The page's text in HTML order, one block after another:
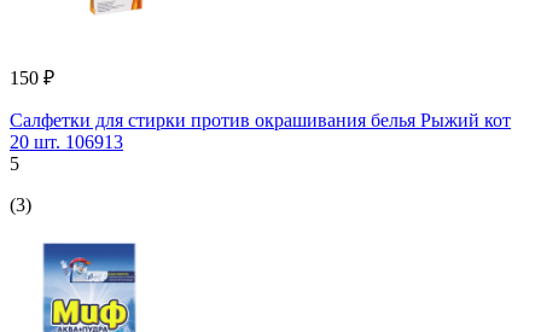
150 ₽
Салфетки для стирки против окрашивания белья Рыжий кот
20 шт. 106913
5
(3)